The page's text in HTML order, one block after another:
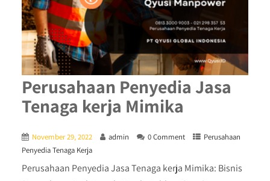
Perusahaan Penyedia Jasa
Tenaga kerja Mimika
November 29, 2022 admin 0 Comment
Perusahaan
Penyedia Tenaga Kerja
Perusahaan Penyedia Jasa Tenaga kerja Mimika: Bisnis